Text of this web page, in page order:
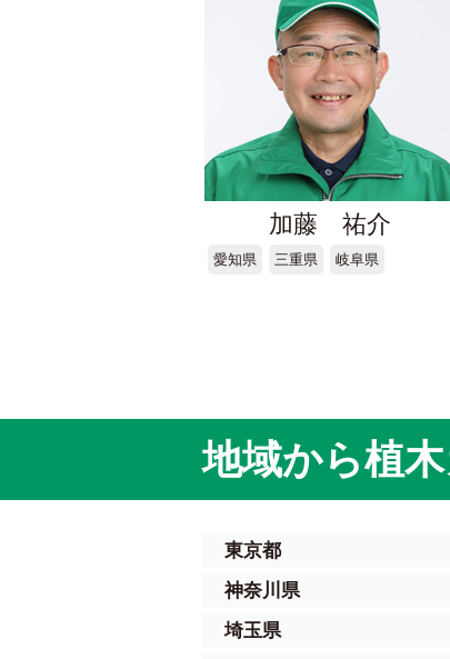
加藤 祐介
愛知県 三重県 岐阜県
地域から植
東京都
神奈川県
埼玉県